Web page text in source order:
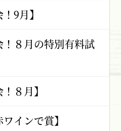
9月】
！８月の特別有料試
８月】
インで賞】